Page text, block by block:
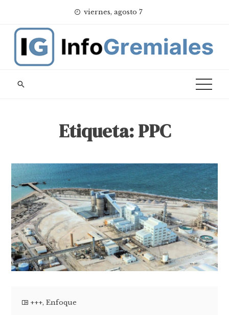
content
viernes, agosto 7
Etiqueta:PPC
+++,Enfoque